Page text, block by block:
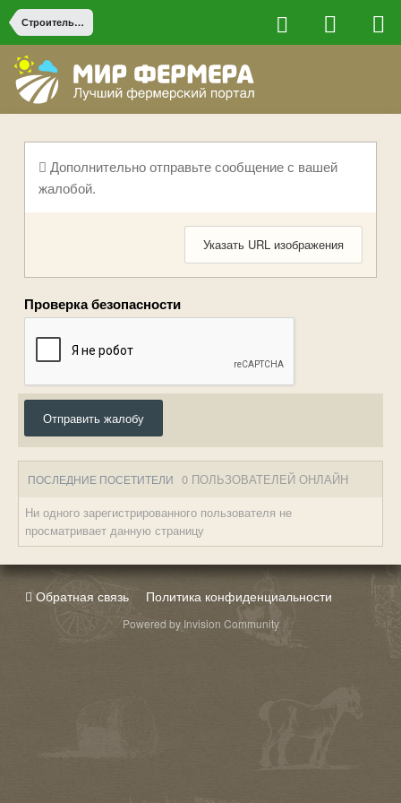
Строительство на ферме
Дополнительно отправьте сообщение с вашей
жалобой.
Указать URL изображения
Проверка безопасности
Отправить жалобу
ПОСЛЕДНИЕ ПОСЕТИТЕЛИ 0 ПОЛЬЗОВАТЕЛЕЙ ОНЛАЙН
Ни одного зарегистрированного пользователя не
просматривает данную страницу
Обратная связь Политика конфиденциальности
Powered by Invision Community